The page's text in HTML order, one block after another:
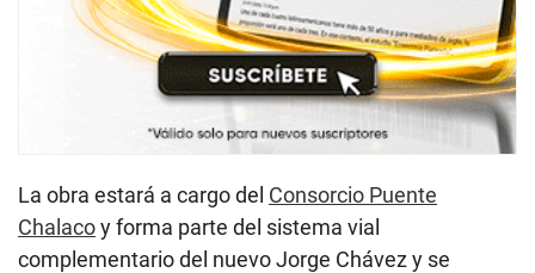
La obra estará a cargo del Consorcio Puente
Chalacoy forma parte del sistema vial
complementario del nuevo Jorge Chávez y se